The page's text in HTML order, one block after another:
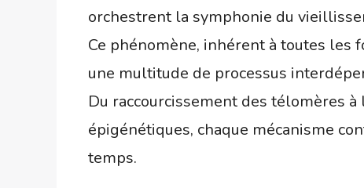
orchestrent la symphonie du
Ce phénomène, inhérent à toutes
une multitude de processus
Du raccourcissement des télomères
épigénétiques, chaque mécanisme
temps.